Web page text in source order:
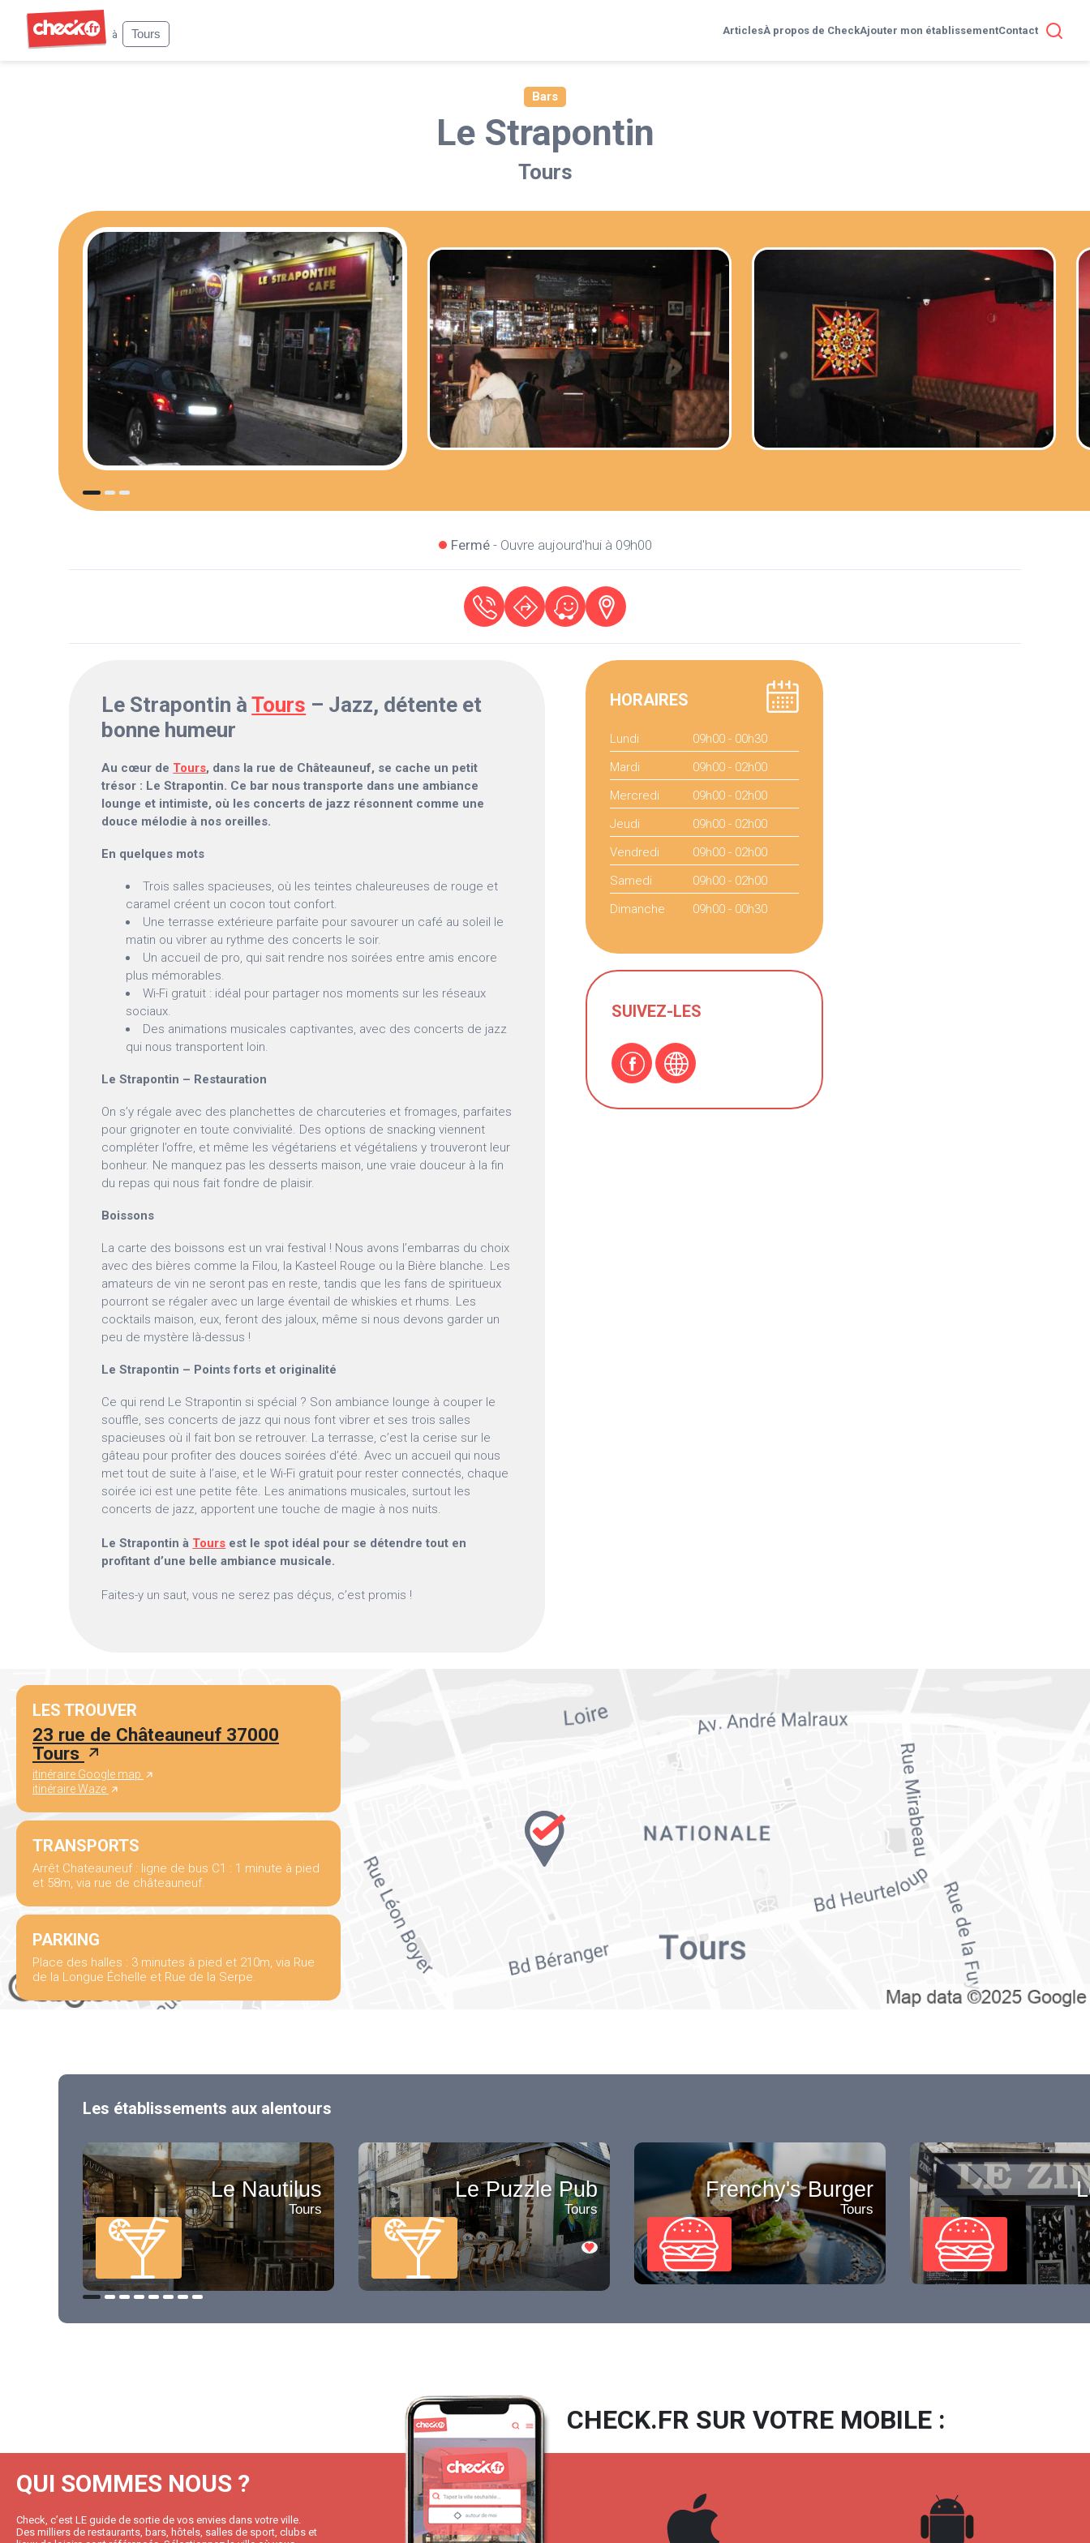
à
Tours ArticlesÀ propos de CheckAjouter mon établissementContact
Bars
Le Strapontin
Tours
Fermé- Ouvre aujourd'hui à 09h00
Le Strapontin àTours – Jazz, détente et
bonne humeur
Au cœur de Tours, dans la rue de Châteauneuf, se cache un petit
trésor : Le Strapontin. Ce bar nous transporte dans une ambiance
lounge et intimiste, où les concerts de jazz résonnent comme une
douce mélodie à nos oreilles.
En quelques mots
Trois salles spacieuses, où les teintes chaleureuses de rouge et
caramel créent un cocon tout confort.
Une terrasse extérieure parfaite pour savourer un café au soleil le
matin ou vibrer au rythme des concerts le soir.
Un accueil de pro, qui sait rendre nos soirées entre amis encore
plus mémorables.
Wi-Fi gratuit : idéal pour partager nos moments sur les réseaux
sociaux.
Des animations musicales captivantes, avec des concerts de jazz
qui nous transportent loin.
Le Strapontin – Restauration
On s’y régale avec des planchettes de charcuteries et fromages, parfaites
pour grignoter en toute convivialité. Des options de snacking viennent
compléter l’offre, et même les végétariens et végétaliens y trouveront leur
bonheur. Ne manquez pas les desserts maison, une vraie douceur à la fin
du repas qui nous fait fondre de plaisir.
Boissons
La carte des boissons est un vrai festival ! Nous avons l’embarras du choix
avec des bières comme la Filou, la Kasteel Rouge ou la Bière blanche. Les
amateurs de vin ne seront pas en reste, tandis que les fans de spiritueux
pourront se régaler avec un large éventail de whiskies et rhums. Les
cocktails maison, eux, feront des jaloux, même si nous devons garder un
peu de mystère là-dessus !
Le Strapontin – Points forts et originalité
Ce qui rend Le Strapontin si spécial ? Son ambiance lounge à couper le
souffle, ses concerts de jazz qui nous font vibrer et ses trois salles
spacieuses où il fait bon se retrouver. La terrasse, c’est la cerise sur le
gâteau pour profiter des douces soirées d’été. Avec un accueil qui nous
met tout de suite à l’aise, et le Wi-Fi gratuit pour rester connectés, chaque
soirée ici est une petite fête. Les animations musicales, surtout les
concerts de jazz, apportent une touche de magie à nos nuits.
Le Strapontin à Tours est le spot idéal pour se détendre tout en
profitant d’une belle ambiance musicale.
Faites-y un saut, vous ne serez pas déçus, c’est promis !
HORAIRES
Lundi
09h00 - 00h30
Mardi
09h00 - 02h00
Mercredi
09h00 - 02h00
Jeudi
09h00 - 02h00
Vendredi
09h00 - 02h00
Samedi
09h00 - 02h00
Dimanche
09h00 - 00h30
SUIVEZ-LES
LES TROUVER
23 rue de Châteauneuf 37000
Tours
itinéraire Google map
itinéraire Waze
TRANSPORTS
Arrêt Chateauneuf : ligne de bus C1 : 1 minute à pied
et 58m, via rue de châteauneuf.
PARKING
Place des halles : 3 minutes à pied et 210m, via Rue
de la Longue Échelle et Rue de la Serpe.
Les établissements aux alentours
Le Nautilus
Tours
Le Puzzle Pub
Tours
Frenchy's Burger
Tours
QUI SOMMES NOUS ?
Check, c’est LE guide de sortie de vos envies dans votre ville.
Des milliers de restaurants, bars, hôtels, salles de sport, clubs et
CHECK.FR SUR VOTRE MOBILE :